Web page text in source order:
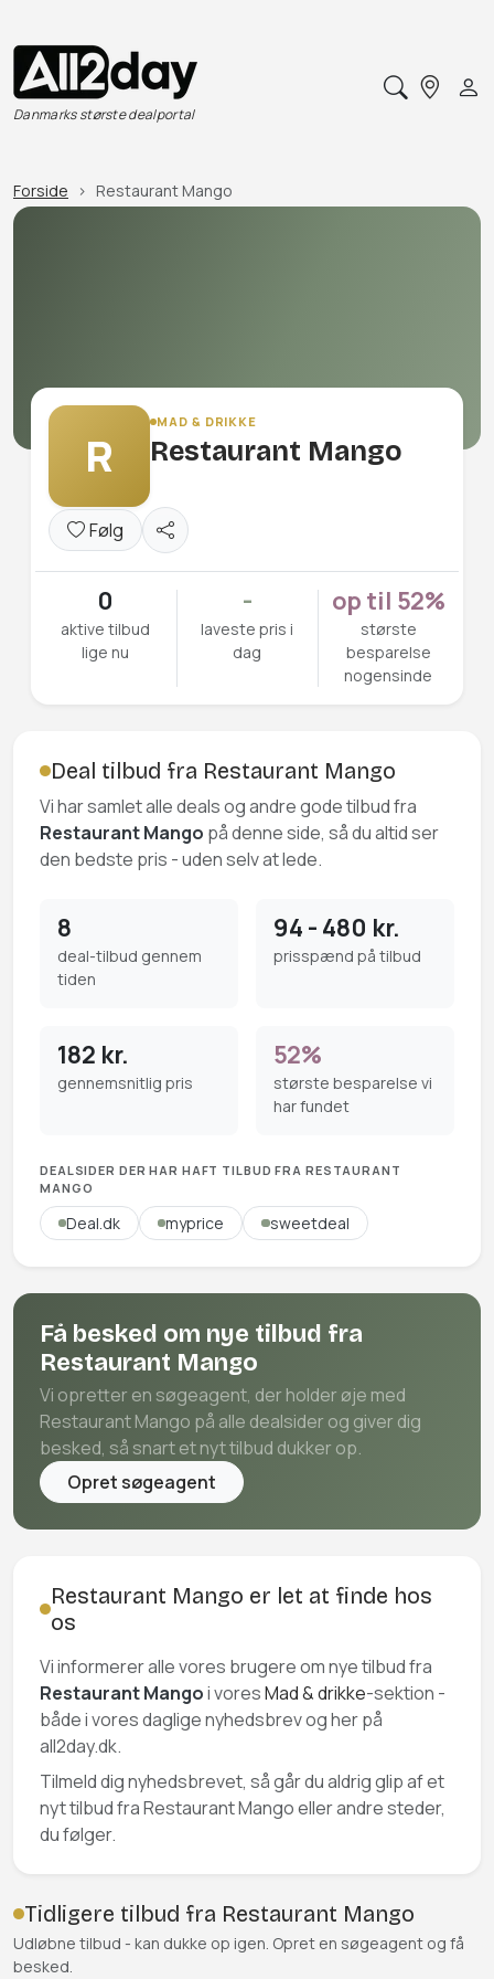
Danmarks største dealportal
Forside Restaurant Mango
R
MAD & DRIKKE
Restaurant Mango
Følg
0
aktive tilbud
lige nu
-
laveste pris i
dag
op til 52%
største
besparelse
nogensinde
Deal tilbud fra Restaurant Mango
Vi har samlet alle deals og andre gode tilbud fra
Restaurant Mango på denne side, så du altid ser
den bedste pris - uden selv at lede.
8
deal-tilbud gennem
tiden
94 - 480 kr.
prisspænd på tilbud
182 kr.
gennemsnitlig pris
52%
største besparelse vi
har fundet
DEALSIDER DER HAR HAFT TILBUD FRA RESTAURANT
MANGO
Deal.dk myprice sweetdeal
Få besked om nye tilbud fra
Restaurant Mango
Vi opretter en søgeagent, der holder øje med
Restaurant Mango på alle dealsider og giver dig
besked, så snart et nyt tilbud dukker op.
Opret søgeagent
Restaurant Mango er let at finde hos
os
Vi informerer alle vores brugere om nye tilbud fra
Restaurant Mangoi voresMad & drikke-sektion -
både i vores daglige nyhedsbrev og her på
all2day.dk.
Tilmeld dig nyhedsbrevet, så går du aldrig glip af et
nyt tilbud fra Restaurant Mango eller andre steder,
du følger.
Tidligere tilbud fra Restaurant Mango
Udløbne tilbud - kan dukke op igen. Opret en søgeagent og få
besked.